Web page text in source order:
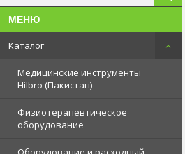
Каталог
Медицинские инструменты
Hilbro (Пакистан)
Физиотерапевтическое
оборудование